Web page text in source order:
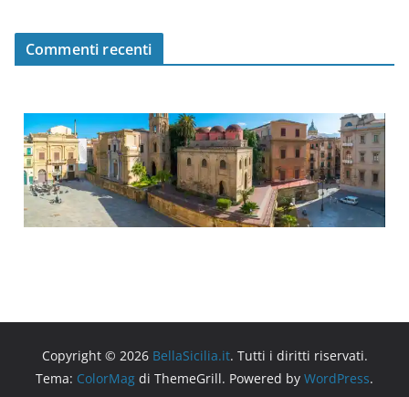
Commenti recenti
Copyright © 2026 BellaSicilia.it. Tutti i diritti riservati.
Tema: ColorMag di ThemeGrill. Powered by WordPress.